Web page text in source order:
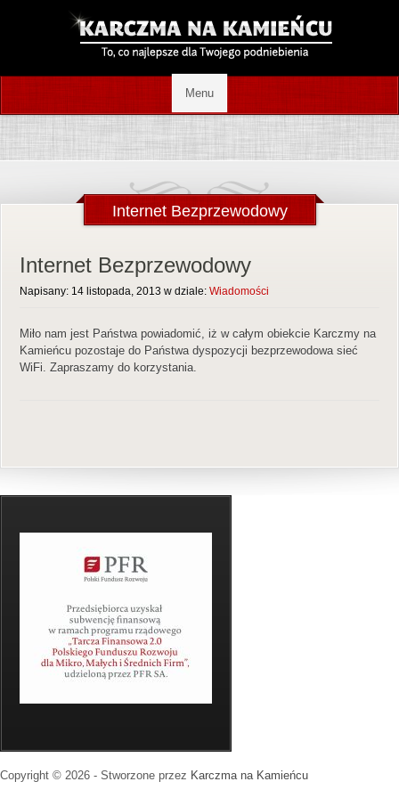
Internet Bezprzewodowy
Internet Bezprzewodowy
Napisany: 14 listopada, 2013 w dziale: Wiadomości
Miło nam jest Państwa powiadomić, iż w całym obiekcie Karczmy na
Kamieńcu pozostaje do Państwa dyspozycji bezprzewodowa sieć
WiFi. Zapraszamy do korzystania.
Copyright © 2026 - Stworzone przez Karczma na Kamieńcu